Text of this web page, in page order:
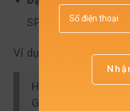
SPSS để dễ đọc và
Ví dụ phương trình
HÀILÒNG = 1.25 +
GIÁCẢ + ε